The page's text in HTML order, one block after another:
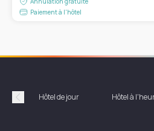
Paiement à l'hôtel
Précédent
Hôtel de jour Hôtel à